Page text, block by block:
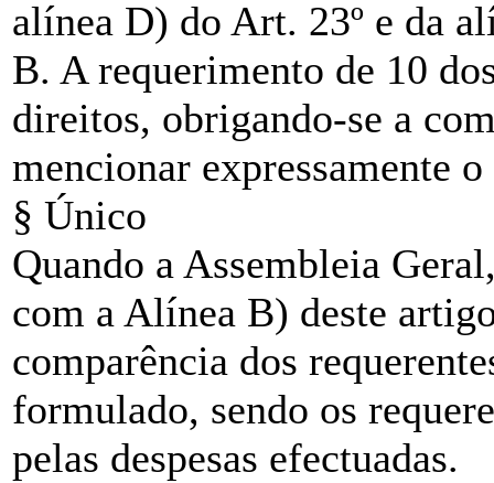
alínea D) do Art. 23º e da
B. A requerimento de 10
direitos, obrigando-se a
mencionar expressamente
§ Único
Quando a Assembleia
com a Alínea B) deste
comparência dos
formulado, sendo os
pelas despesas efectuadas.